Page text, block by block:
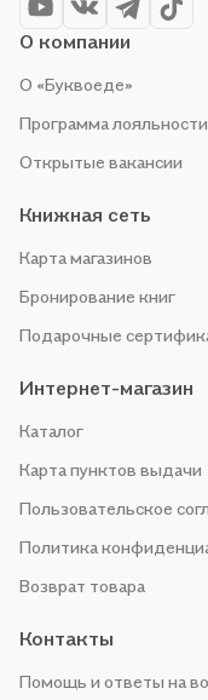
О компании
О «Буквоеде»
Программа лояльности
Открытые вакансии
Книжная сеть
Карта магазинов
Бронирование книг
Подарочные
Интернет-магазин
Каталог
Карта пунктов выдачи
Пользовательское
Политика
Возврат товара
Контакты
Помощь и ответы на